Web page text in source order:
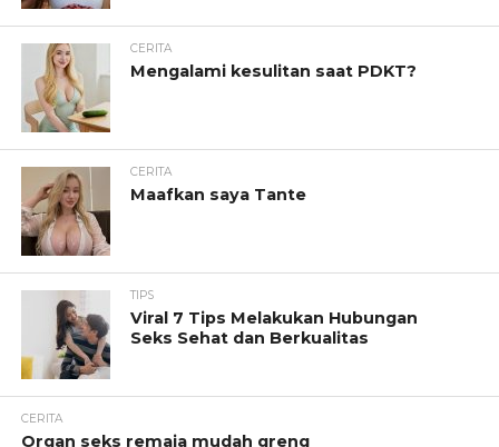
CERITA
Mengalami kesulitan saat PDKT?
CERITA
Maafkan saya Tante
TIPS
Viral 7 Tips Melakukan Hubungan
Seks Sehat dan Berkualitas
CERITA
Organ seks remaja mudah greng